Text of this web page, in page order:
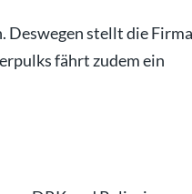
Deswegen stellt die Firma
fährt zudem ein